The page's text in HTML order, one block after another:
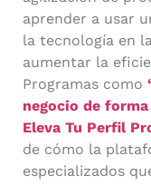
aprender a usar
la tecnología en
aumentar la
Programas como
negocio de
Eleva Tu Perfil
de cómo la
especializados